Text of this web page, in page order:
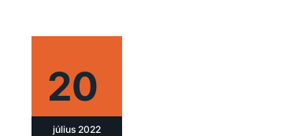
20
július 2022